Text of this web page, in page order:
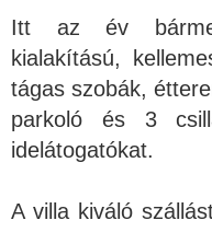
Itt az év
kialakítású,
tágas szobák,
parkoló és 3
idelátogatókat.
A villa kiváló